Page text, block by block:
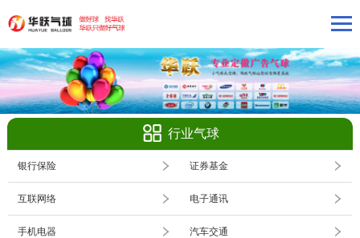
行业气球
银行保险 证券基金
互联网络 电子通讯
手机电器 汽车交通